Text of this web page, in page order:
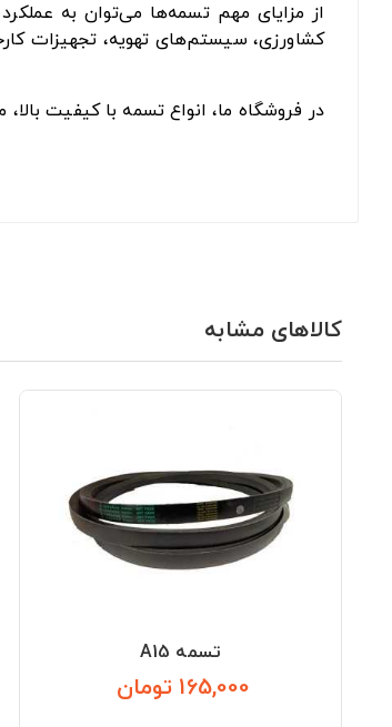
از مزایای مهم تسمه‌ها می‌توان به
کشاورزی، سیستم‌های تهویه، تجهیزات
در فروشگاه ما، انواع تسمه با کیفیت
کالاهای مشابه
تسمه A15
165,000 تومان